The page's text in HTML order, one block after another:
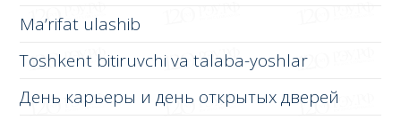
Ma’rifat ulashib
Toshkent bitiruvchi va talaba-yoshlar
День карьеры и день открытых дверей